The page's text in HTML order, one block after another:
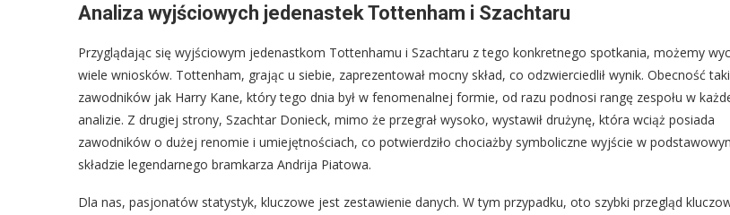
Analiza wyjściowych jedenastek Tottenham i Szachtaru
Przyglądając się wyjściowym jedenastkom Tottenhamu i Szachtaru z tego konkretnego spotkania, możemy
wiele wniosków. Tottenham, grając u siebie, zaprezentował mocny skład, co odzwierciedlił wynik. Obecność
zawodników jak Harry Kane, który tego dnia był w fenomenalnej formie, od razu podnosi rangę zespołu w
analizie. Z drugiej strony, Szachtar Donieck, mimo że przegrał wysoko, wystawił drużynę, która wciąż posiada
zawodników o dużej renomie i umiejętnościach, co potwierdziło chociażby symboliczne wyjście w
składzie legendarnego bramkarza Andrija Piatowa.
Dla nas, pasjonatów statystyk, kluczowe jest zestawienie danych. W tym przypadku, oto szybki przegląd